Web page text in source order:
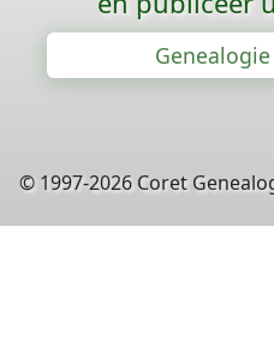
© 1997-2026 Coret